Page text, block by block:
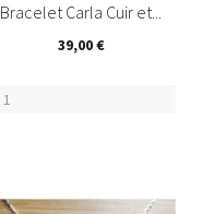
Bracelet Carla Cuir et...
39,00 €